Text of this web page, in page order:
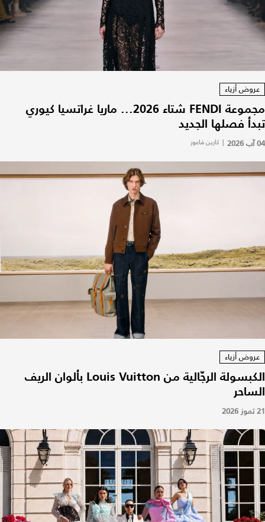
عروض أزياء
مجموعة FENDI شتاء 2026... ماريا غراتسيا كيوري
تبدأ فصلها الجديد
04 آب 2026 | كارين فاعور
عروض أزياء
الكبسولة الرجّالية من Louis Vuitton بألوان الريف
الساحر
21 تموز 2026